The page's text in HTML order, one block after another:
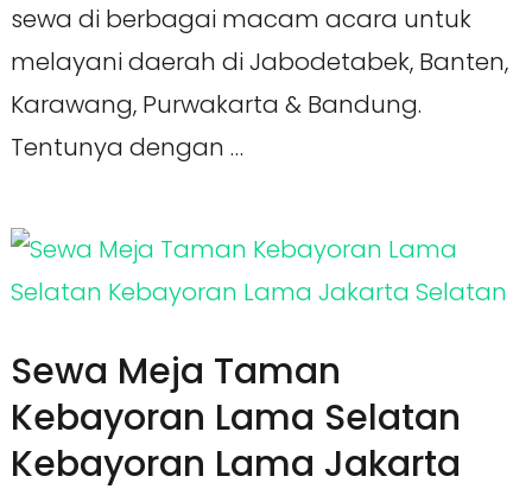
sewa di berbagai macam acara untuk
melayani daerah di Jabodetabek, Banten,
Karawang, Purwakarta & Bandung.
Tentunya dengan …
Sewa Meja Taman
Kebayoran Lama Selatan
Kebayoran Lama Jakarta